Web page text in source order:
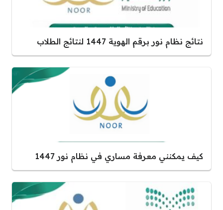
نتائج نظام نور برقم الهوية 1447 لنتائج الطلاب
كيف يمكنني معرفة مساري في نظام نور 1447